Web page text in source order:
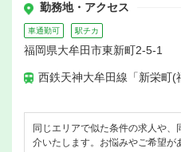
勤務地・アクセス
車通勤可 駅チカ
福岡県大牟田市東新町2-5-1
西鉄天神大牟田線「新栄町(
同じエリアで似た条件の求人や
介いたします。お悩みやご希望が